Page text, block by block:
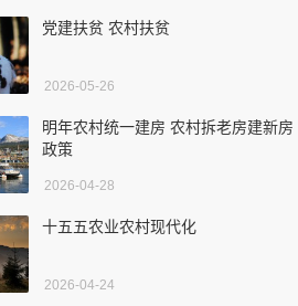
党建扶贫 农村扶贫
2026-05-26
明年农村统一建房 农村拆老房建新房
政策
2026-04-28
十五五农业农村现代化
2026-04-24